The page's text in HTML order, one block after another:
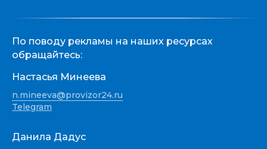
По поводу рекламы на наших ресурсах
обращайтесь:
Настасья Минеева
n.mineeva@provizor24.ru
Telegram
Данила Дадус